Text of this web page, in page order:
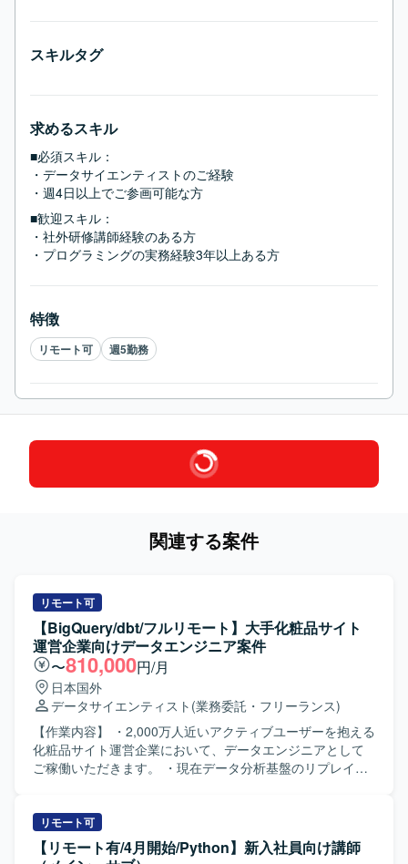
スキルタグ
求めるスキル
■必須スキル：
・データサイエンティストのご経験
・週4日以上でご参画可能な方
■歓迎スキル：
・社外研修講師経験のある方
・プログラミングの実務経験3年以上ある方
特徴
リモート可 週5勤務
関連する案件
リモート可
【BigQuery/dbt/フルリモート】大手化粧品サイト
運営企業向けデータエンジニア案件
〜810,000円/月
日本国外
データサイエンティスト (業務委託・フリーランス)
【作業内容】 ・2,000万人近いアクティブユーザーを抱える
化粧品サイト運営企業において、データエンジニアとして
ご稼働いただきます。 ・現在データ分析基盤のリプレイス
【ポジションの魅力】 ・フルリモート案件ですので、リラ
ックスした状態で勤務することができます。 ・複数名が参
画しており、参画中の技術者様からも稼働が安定していて
リモート可
【リモート有/4月開始/Python】新入社員向け講師